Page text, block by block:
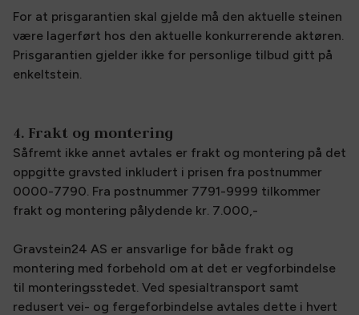
For at prisgarantien skal gjelde må den aktuelle steinen
være lagerført hos den aktuelle konkurrerende aktøren.
Prisgarantien gjelder ikke for personlige tilbud gitt på
enkeltstein.
4. Frakt og montering
Såfremt ikke annet avtales er frakt og montering på det
oppgitte gravsted inkludert i prisen fra postnummer
0000-7790. Fra postnummer 7791-9999 tilkommer
frakt og montering pålydende kr. 7.000,-
Gravstein24 AS er ansvarlige for både frakt og
montering med forbehold om at det er vegforbindelse
til monteringsstedet. Ved spesialtransport samt
redusert vei- og fergeforbindelse avtales dette i hvert